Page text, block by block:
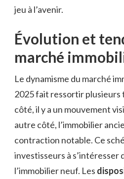
jeu à l’avenir.
Évolution et
marché
Le dynamisme du marché
2025 fait ressortir plusieurs
côté, il y a un mouvement
autre côté, l’immobilier
contraction notable. Ce
investisseurs à s’intéresser
l’immobilier neuf. Les